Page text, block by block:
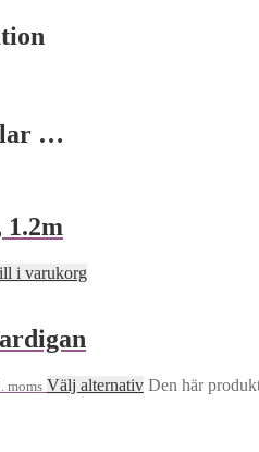
…
1.2m
i varukorg
moms Välj alternativ Den här